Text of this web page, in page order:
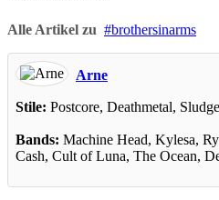
Alle Artikel zu brothersinarms
Arne
Stile: Postcore, Deathmetal,
Bands: Machine Head, Kylesa,
Cash, Cult of Luna, The Ocean,